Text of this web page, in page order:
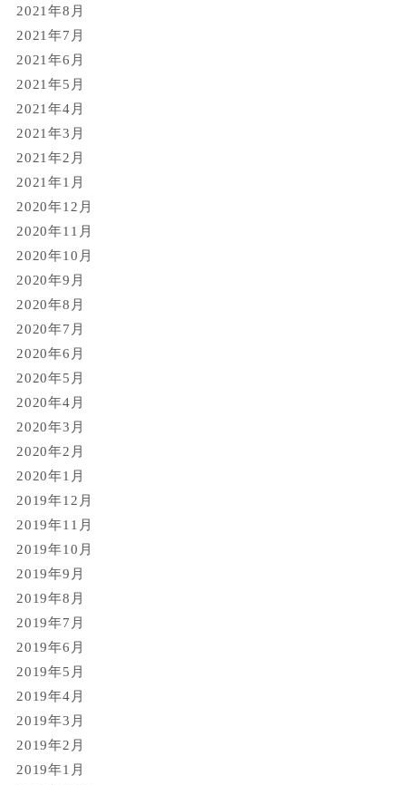
2021年8月
2021年7月
2021年6月
2021年5月
2021年4月
2021年3月
2021年2月
2021年1月
2020年12月
2020年11月
2020年10月
2020年9月
2020年8月
2020年7月
2020年6月
2020年5月
2020年4月
2020年3月
2020年2月
2020年1月
2019年12月
2019年11月
2019年10月
2019年9月
2019年8月
2019年7月
2019年6月
2019年5月
2019年4月
2019年3月
2019年2月
2019年1月